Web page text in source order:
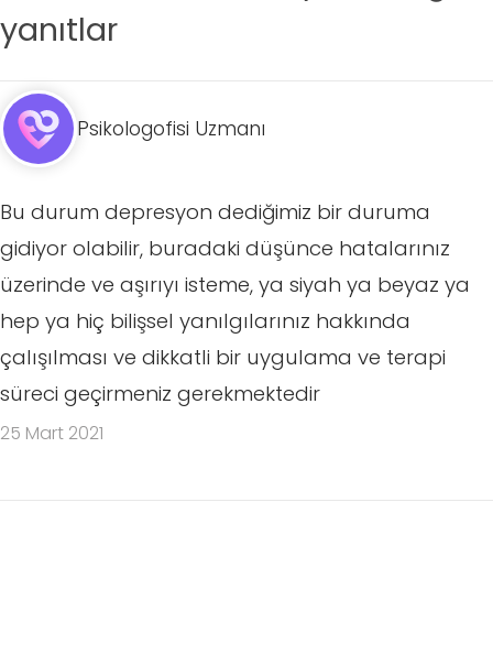
yanıtlar
Psikologofisi Uzmanı
Bu durum depresyon dediğimiz bir duruma
gidiyor olabilir, buradaki düşünce hatalarınız
üzerinde ve aşırıyı isteme, ya siyah ya beyaz ya
hep ya hiç bilişsel yanılgılarınız hakkında
çalışılması ve dikkatli bir uygulama ve terapi
süreci geçirmeniz gerekmektedir
25 Mart 2021